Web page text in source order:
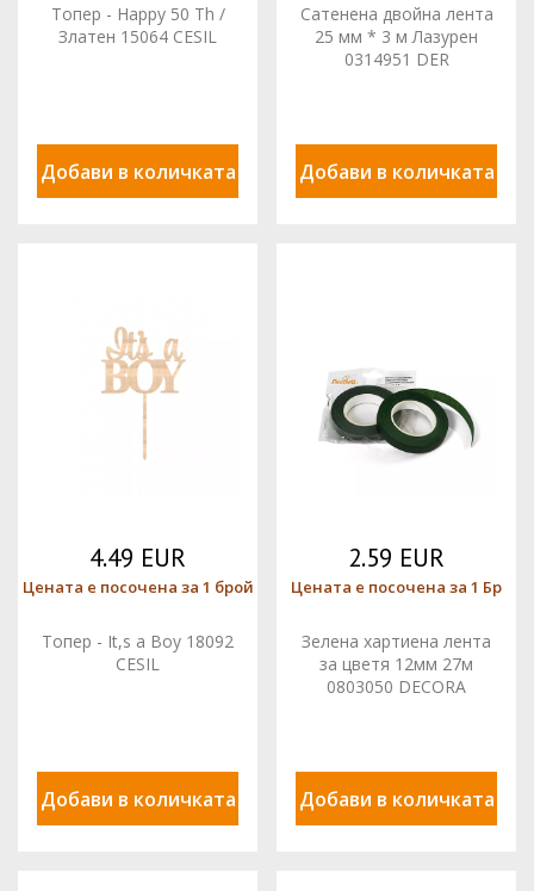
Топер - Happy 50 Th /
Златен 15064 CESIL
Добави в количката
Сатенена двойна лента
25 мм * 3 м Лазурен
0314951 DER
Добави в количката
4.49 EUR
Цената е посочена за 1 брой
Топер - It,s a Boy 18092
CESIL
Добави в количката
2.59 EUR
Цената е посочена за 1 Бр
Зелена хартиена лента
за цветя 12мм 27м
0803050 DECORA
Добави в количката